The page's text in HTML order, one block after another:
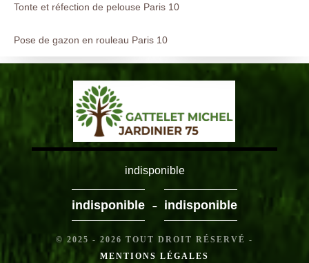
Tonte et réfection de pelouse Paris 10
Pose de gazon en rouleau Paris 10
indisponible
indisponible - indisponible
© 2025 - 2026 TOUT DROIT RÉSERVÉ -
MENTIONS LÉGALES